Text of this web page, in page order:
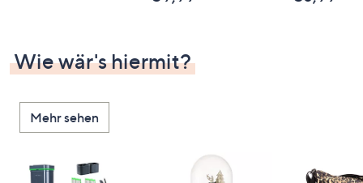
Wie wär's hiermit?
Mehr sehen